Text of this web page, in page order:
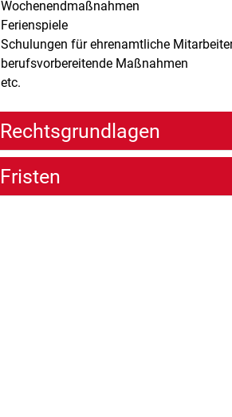
Wochenendmaßnahmen
Ferienspiele
Schulungen für ehrenamtliche
berufsvorbereitende Maßnahmen
etc.
Rechtsgrundlagen
Fristen